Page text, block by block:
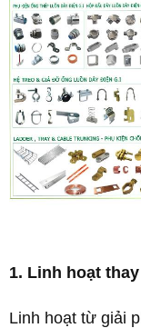
1. Linh hoạt
Linh hoạt từ giải